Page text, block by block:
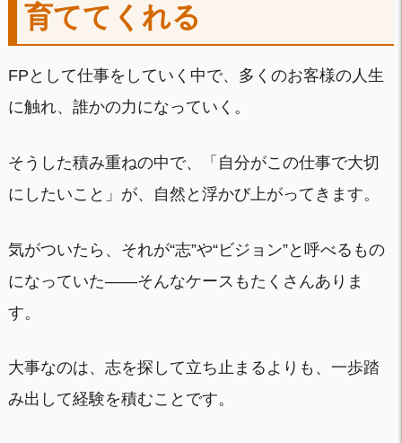
育ててくれる
FPとして仕事をしていく中で、多くのお客様の人生
に触れ、誰かの力になっていく。
そうした積み重ねの中で、「自分がこの仕事で大切
にしたいこと」が、自然と浮かび上がってきます。
気がついたら、それが“志”や“ビジョン”と呼べるもの
になっていた——そんなケースもたくさんありま
す。
大事なのは、志を探して立ち止まるよりも、一歩踏
み出して経験を積むことです。